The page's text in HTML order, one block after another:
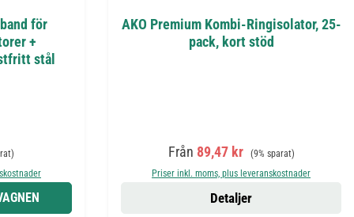
för
+
stål
pris:
AKO Premium Kombi-Ringisolator, 25-
pack, kort stöd
Försäljningspris:
Från 89,47 kr Ordinarie pris:
(9% sparat)
Priser inkl. moms, plus leveranskostnader
Detaljer